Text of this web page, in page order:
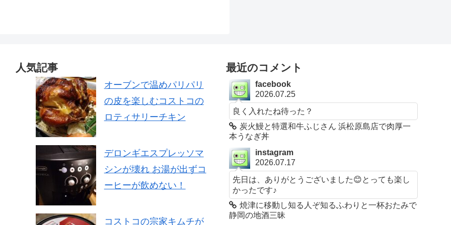
人気記事
オーブンで温めパリパリ
の皮を楽しむコストコの
ロティサリーチキン
デロンギエスプレッソマ
シンが壊れ お湯が出ずコ
ーヒーが飲めない！
コストコの宗家キムチが
最近のコメント
facebook
2026.07.25
良く入れたね待った？
炭火鰻と特選和牛ふじさん 浜松原島店で肉厚一
本うなぎ丼
instagram
2026.07.17
先日は、ありがとうございました😊とっても楽し
かったです♪
焼津に移動し知る人ぞ知るふわりと一杯おたみで
静岡の地酒三昧